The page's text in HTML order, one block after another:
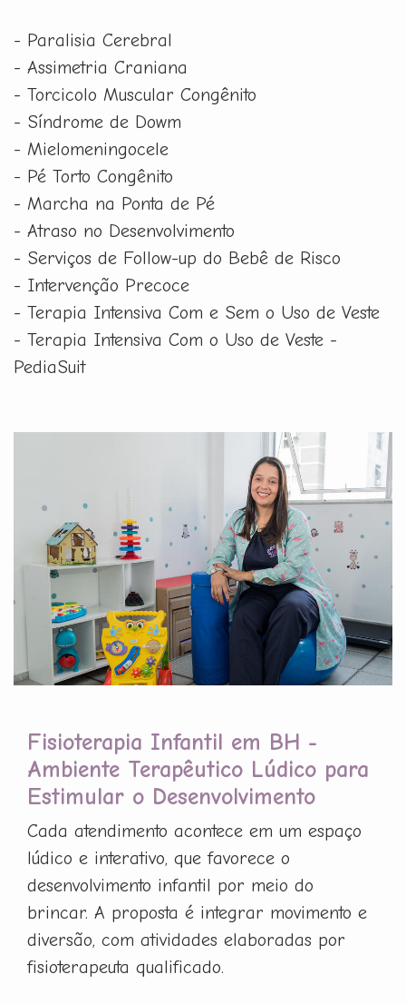
- Paralisia Cerebral
- Assimetria Craniana
- Torcicolo Muscular Congênito
- Síndrome de Dowm
- Mielomeningocele
- Pé Torto Congênito
- Marcha na Ponta de Pé
- Atraso no Desenvolvimento
- Serviços de Follow-up do Bebê de Risco
- Intervenção Precoce
- Terapia Intensiva Com e Sem o Uso de Veste
- Terapia Intensiva Com o Uso de Veste -
PediaSuit
Fisioterapia Infantil em BH -
Ambiente Terapêutico Lúdico para
Estimular o Desenvolvimento
Cada atendimento acontece em um espaço
lúdico e interativo, que favorece o
desenvolvimento infantil por meio do
brincar. A proposta é integrar movimento e
diversão, com atividades elaboradas por
fisioterapeuta qualificado.